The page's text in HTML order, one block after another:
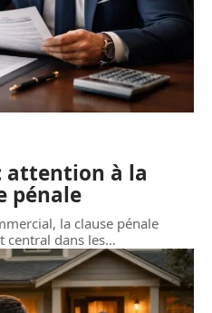
attention à la
pénale
la clause pénale
central dans les…